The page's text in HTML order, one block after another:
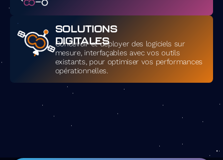
SOLUTIONS
DIGITALES
Concevoir et déployer des logiciels sur
mesure, interfaçables avec vos outils
existants, pour optimiser vos performances
opérationnelles.